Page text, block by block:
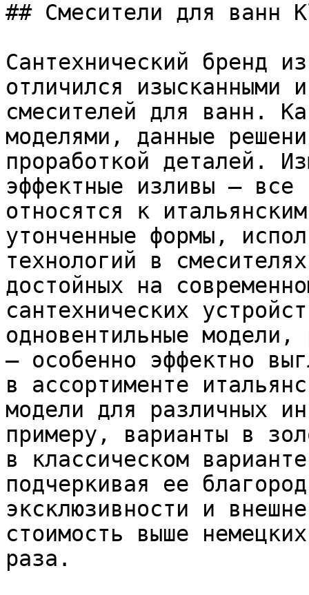
## Смесители для ванн
Сантехнический бренд
отличился изысканными
смесителей для ванн.
моделями, данные
проработкой деталей.
эффектные изливы – все
относятся к
утонченные формы,
технологий в
достойных на
сантехнических
одновентильные модели,
– особенно эффектно
в ассортименте
модели для различных
примеру, варианты в
в классическом
подчеркивая ее
эксклюзивности и
стоимость выше
раза.